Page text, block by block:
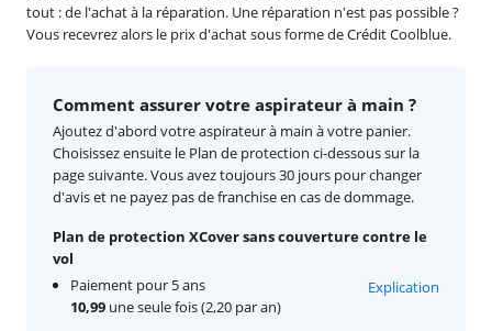
tout : de l'achat à la réparation. Une réparation n'est pas possible ?
Vous recevrez alors le prix d'achat sous forme de Crédit Coolblue.
Comment assurer votre aspirateur à main ?
Ajoutez d'abord votre aspirateur à main à votre panier.
Choisissez ensuite le Plan de protection ci-dessous sur la
page suivante. Vous avez toujours 30 jours pour changer
d'avis et ne payez pas de franchise en cas de dommage.
Plan de protection XCover sans couverture contre le
vol
Paiement pour 5 ans
10,99 une seule fois (2,20 par an)
Explication